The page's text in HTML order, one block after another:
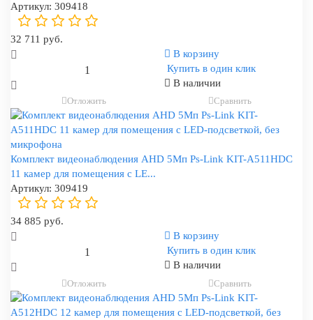
Артикул: 309418
32 711 руб.
В корзину
Купить в один клик
В наличии
Отложить Сравнить
Комплект видеонаблюдения AHD 5Мп Ps-Link KIT-A511HDC
11 камер для помещения с LE...
Артикул: 309419
34 885 руб.
В корзину
Купить в один клик
В наличии
Отложить Сравнить